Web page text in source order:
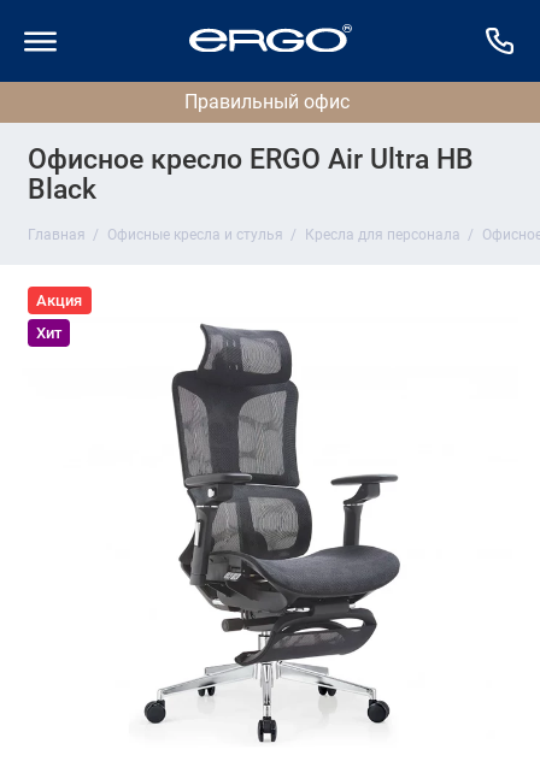
Офисное кресло ERGO Air Ultra HB
Black
Главная Офисные кресла и стулья Кресла для персонала
Акция
Хит